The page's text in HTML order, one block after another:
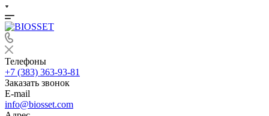
Телефоны
+7 (383) 363-93-81
Заказать звонок
E-mail
info@biosset.com